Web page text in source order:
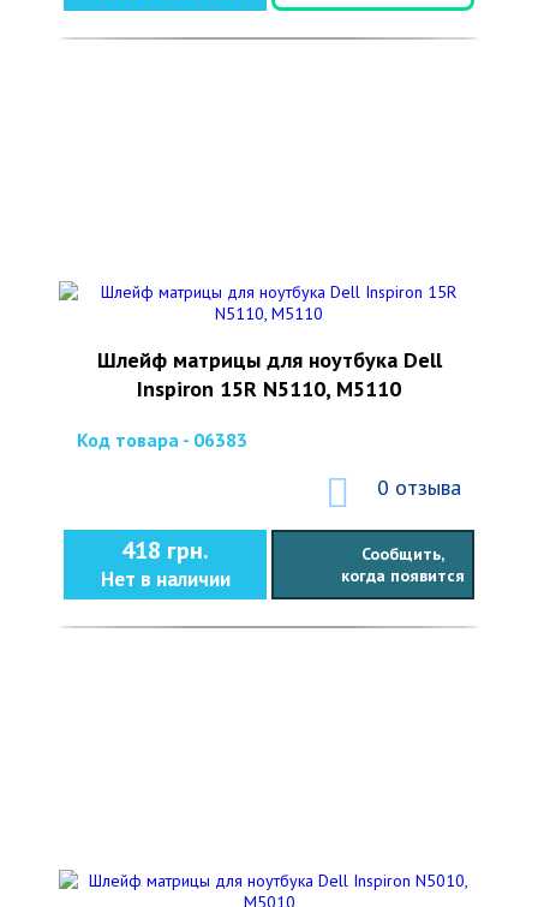
Шлейф матрицы для ноутбука Dell
Inspiron 15R N5110, M5110
Код товара - 06383
0 отзыва
418 грн.
Нет в наличии
Сообщить,
когда появится